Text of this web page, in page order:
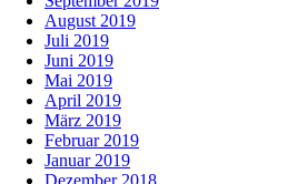
August 2019
Juli 2019
Juni 2019
Mai 2019
April 2019
März 2019
Februar 2019
Januar 2019